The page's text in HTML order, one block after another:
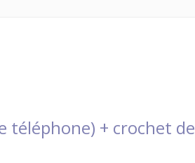
téléphone) + crochet de